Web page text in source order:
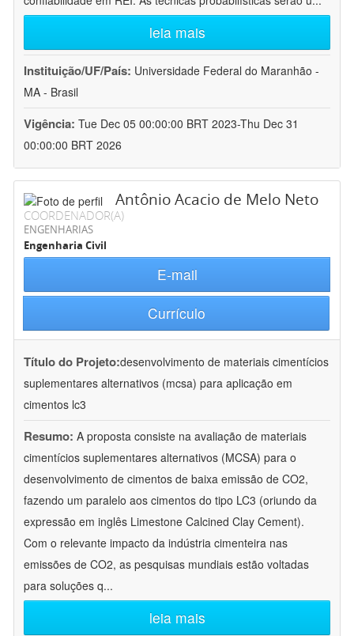
leia mais
Instituição/UF/País: Universidade Federal do Maranhão -
MA - Brasil
Vigência: Tue Dec 05 00:00:00 BRT 2023-Thu Dec 31
00:00:00 BRT 2026
Antônio Acacio de Melo Neto
COORDENADOR(A)
ENGENHARIAS
Engenharia Civil
E-mail
Currículo
Título do Projeto:desenvolvimento de materiais cimentícios
suplementares alternativos (mcsa) para aplicação em
cimentos lc3
Resumo: A proposta consiste na avaliação de materiais
cimentícios suplementares alternativos (MCSA) para o
desenvolvimento de cimentos de baixa emissão de CO2,
fazendo um paralelo aos cimentos do tipo LC3 (oriundo da
expressão em inglês Limestone Calcined Clay Cement).
Com o relevante impacto da indústria cimenteira nas
emissões de CO2, as pesquisas mundiais estão voltadas
para soluções q...
leia mais